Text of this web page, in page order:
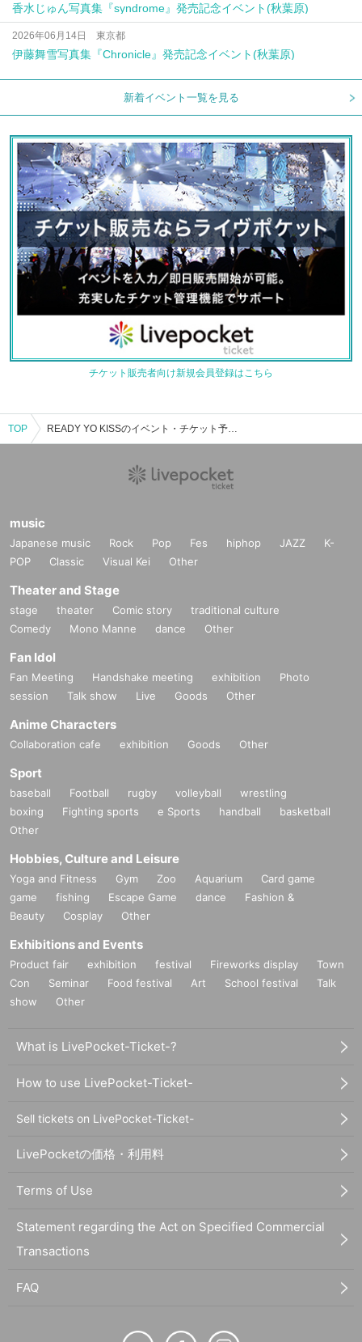
香水じゅん写真集『syndrome』発売記念イベント(秋葉原)
2026年06月14日 東京都
伊藤舞雪写真集『Chronicle』発売記念イベント(秋葉原)
新着イベント一覧を見る
チケット販売者向け新規会員登録はこちら
TOP READY YO KISSのイベント・チケット予約・購入・販売情報一覧
music
Japanese music Rock Pop Fes hiphop JAZZ
K-
POP
Classic Visual Kei Other
Theater and Stage
stage theater Comic story
traditional culture
Comedy
Mono Manne dance Other
Fan Idol
Fan Meeting Handshake meeting exhibition
Photo
session
Talk show Live Goods Other
Anime Characters
Collaboration cafe exhibition Goods Other
Sport
baseball Football rugby volleyball
wrestling
boxing
Fighting sports e Sports handball
basketball
Other
Hobbies, Culture and Leisure
Yoga and Fitness Gym Zoo Aquarium
Card game
game
fishing Escape Game dance
Fashion &
Beauty
Cosplay Other
Exhibitions and Events
Product fair exhibition festival Fireworks display
Town
Con
Seminar Food festival Art School festival
Talk
show
Other
What is LivePocket-Ticket-?
How to use LivePocket-Ticket-
Sell tickets on LivePocket-Ticket-
LivePocketの価格・利用料
Terms of Use
Statement regarding the Act on Specified Commercial
Transactions
FAQ